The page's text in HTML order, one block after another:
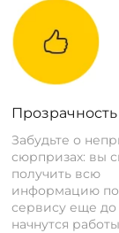
Забудьте о
сюрпризах: вы
получить всю
информацию
сервису еще до
начнутся